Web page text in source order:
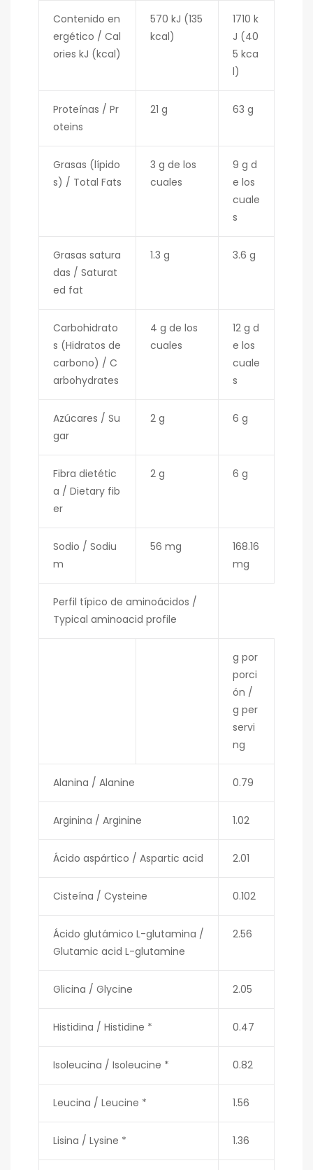
Contenido en
ergético / Cal
ories kJ (kcal)
570 kJ (135
kcal)
1710 k
J (40
5 kca
l)
Proteínas / Pr
oteins
21 g 63 g
Grasas (lípido
s) / Total Fats
3 g de los
cuales
9 g d
e los
cuale
s
Grasas satura
das / Saturat
ed fat
1.3 g 3.6 g
Carbohidrato
s (Hidratos de
carbono) / C
arbohydrates
4 g de los
cuales
12 g d
e los
cuale
s
Azúcares / Su
gar
2 g 6 g
Fibra dietétic
a / Dietary fib
er
2 g 6 g
Sodio / Sodiu
m
56 mg
168.16
mg
Perfil típico de aminoácidos /
Typical aminoacid profile
g por
porci
ón /
g per
servi
ng
Alanina / Alanine 0.79
Arginina / Arginine 1.02
Ácido aspártico / Aspartic acid 2.01
Cisteína / Cysteine 0.102
Ácido glutámico L-glutamina /
Glutamic acid L-glutamine
2.56
Glicina / Glycine 2.05
Histidina / Histidine * 0.47
Isoleucina / Isoleucine * 0.82
Leucina / Leucine * 1.56
Lisina / Lysine * 1.36